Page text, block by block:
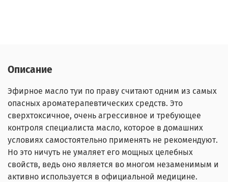
Описание
Эфирное масло туи по праву считают одним из самых
опасных ароматерапевтических средств. Это
сверхтоксичное, очень агрессивное и требующее
контроля специалиста масло, которое в домашних
условиях самостоятельно применять не рекомендуют.
Но это ничуть не умаляет его мощных целебных
свойств, ведь оно является во многом незаменимым и
активно используется в официальной медицине.